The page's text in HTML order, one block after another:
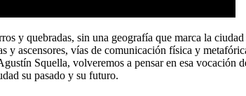
y quebradas, sin una geografía que marca la
y ascensores, vías de comunicación física y
Squella, volveremos a pensar en esa vocación
su pasado y su futuro.